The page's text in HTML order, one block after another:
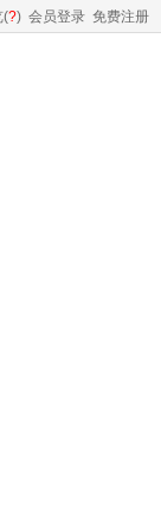
(?) 会员登录 免费注册